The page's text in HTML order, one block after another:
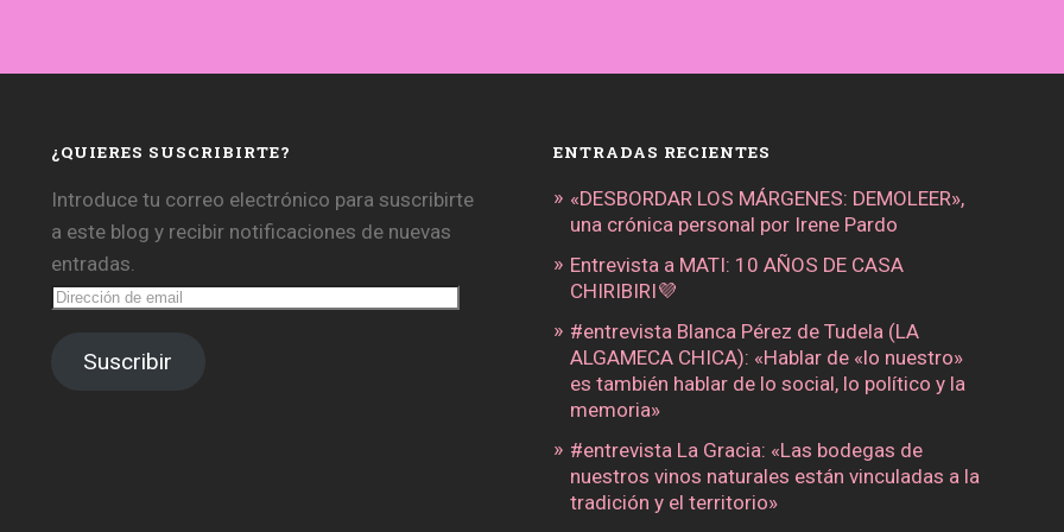
¿QUIERES SUSCRIBIRTE?
Introduce tu correo electrónico para suscribirte
a este blog y recibir notificaciones de nuevas
entradas.
Dirección
de
Suscribir
ENTRADAS RECIENTES
«DESBORDAR LOS MÁRGENES: DEMOLEER»,
una crónica personal por Irene Pardo
Entrevista a MATI: 10 AÑOS DE CASA
CHIRIBIRI💜
#entrevista Blanca Pérez de Tudela (LA
ALGAMECA CHICA): «Hablar de «lo nuestro»
es también hablar de lo social, lo político y la
memoria»
#entrevista La Gracia: «Las bodegas de
nuestros vinos naturales están vinculadas a la
tradición y el territorio»